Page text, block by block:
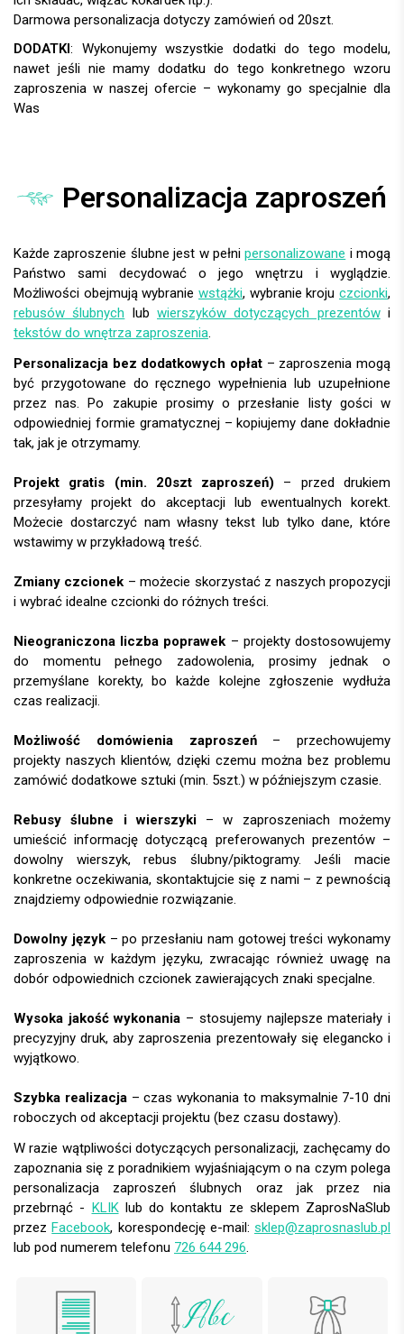
DODATKI:
Personalizacja zaproszeń
Każde zaproszenie ślubne jest w pełnipersonalizowane i mogą
Państwo sami decydować o jego wnętrzu i wyglądzie.
Możliwości obejmują wybranie wstążki, wybranie kroju czcionki,
rebusów ślubnych lubwierszyków dotyczących prezentówi
tekstów do wnętrza zaproszenia.
Personalizacja bez dodatkowych opłat – zaproszenia mogą
być przygotowane do ręcznego wypełnienia lub uzupełnione
przez nas. Po zakupie prosimy o przesłanie listy gości w
odpowiedniej formie gramatycznej – kopiujemy dane dokładnie
tak, jak je otrzymamy.
Projekt gratis (min. 20szt zaproszeń) – przed drukiem
przesyłamy projekt do akceptacji lub ewentualnych korekt.
Możecie dostarczyć nam własny tekst lub tylko dane, które
wstawimy w przykładową treść.
Zmiany czcionek – możecie skorzystać z naszych propozycji
i wybrać idealne czcionki do różnych treści.
Nieograniczona liczba poprawek – projekty dostosowujemy
do momentu pełnego zadowolenia, prosimy jednak o
przemyślane korekty, bo każde kolejne zgłoszenie wydłuża
czas realizacji.
Możliwość domówienia zaproszeń– przechowujemy
projekty naszych klientów, dzięki czemu można bez problemu
zamówić dodatkowe sztuki (min. 5szt.) w późniejszym czasie.
Rebusy ślubne i wierszyki– w zaproszeniach możemy
umieścić informację dotyczącą preferowanych prezentów –
dowolny wierszyk, rebus ślubny/piktogramy. Jeśli macie
konkretne oczekiwania, skontaktujcie się z nami – z pewnością
znajdziemy odpowiednie rozwiązanie.
Dowolny język– po przesłaniu nam gotowej treści wykonamy
zaproszenia w każdym języku, zwracając również uwagę na
dobór odpowiednich czcionek zawierających znaki specjalne.
Wysoka jakość wykonania – stosujemy najlepsze materiały i
precyzyjny druk, aby zaproszenia prezentowały się elegancko i
wyjątkowo.
Szybka realizacja– czas wykonania to maksymalnie 7-10 dni
roboczych od akceptacji projektu (bez czasu dostawy).
W razie wątpliwości dotyczących personalizacji, zachęcamy do
zapoznania się z poradnikiem wyjaśniającym o na czym polega
personalizacja zaproszeń ślubnych oraz jak przez nia
przebrnąć - KLIKlub do kontaktu ze sklepem ZaprosNaSlub
przezFacebook, korespondecję e-mail: sklep@zaprosnaslub.pl
lub pod numerem telefonu 726 644 296.